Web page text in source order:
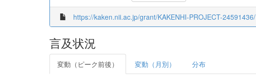
https://kaken.nii.ac.jp/grant/KAKENHI-PROJECT-24591436/
言及状況
変動（ピーク前後） 変動（月別） 分布